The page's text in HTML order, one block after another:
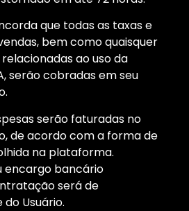
que todas as taxas e
bem como quaisquer
ao uso da
serão cobradas em seu
serão faturadas no
de acordo com a forma de
na plataforma.
encargo bancário
será de
Usuário.